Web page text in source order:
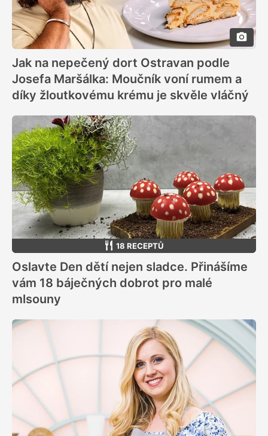
Jak na nepečený dort Ostravan podle
Josefa Maršálka: Moučník voní rumem a
díky žloutkovému krému je skvěle vláčný
18 RECEPTŮ
Oslavte Den dětí nejen sladce. Přinášíme
vám 18 báječných dobrot pro malé
mlsouny